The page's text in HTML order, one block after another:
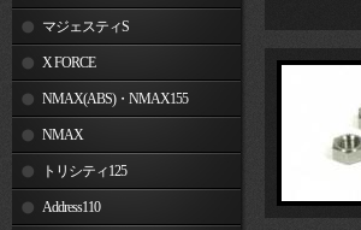
マジェスティS
X FORCE
NMAX(ABS)・NMAX155
NMAX
トリシティ125
Address110